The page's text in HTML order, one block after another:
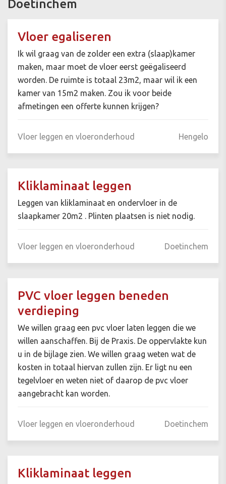
Doetinchem
Vloer egaliseren
Ik wil graag van de zolder een extra (slaap)kamer
maken, maar moet de vloer eerst geëgaliseerd
worden. De ruimte is totaal 23m2, maar wil ik een
kamer van 15m2 maken. Zou ik voor beide
afmetingen een offerte kunnen krijgen?
Vloer leggen en vloeronderhoud Hengelo
Kliklaminaat leggen
Leggen van kliklaminaat en ondervloer in de
slaapkamer 20m2 . Plinten plaatsen is niet nodig.
Vloer leggen en vloeronderhoud Doetinchem
PVC vloer leggen beneden
verdieping
We willen graag een pvc vloer laten leggen die we
willen aanschaffen. Bij de Praxis. De oppervlakte kun
u in de bijlage zien. We willen graag weten wat de
kosten in totaal hiervan zullen zijn. Er ligt nu een
tegelvloer en weten niet of daarop de pvc vloer
aangebracht kan worden.
Vloer leggen en vloeronderhoud Doetinchem
Kliklaminaat leggen